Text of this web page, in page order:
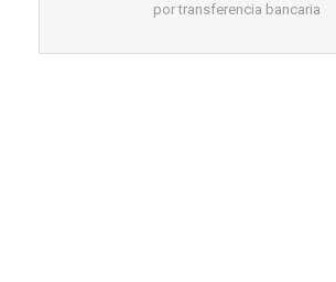
por transferencia bancaria